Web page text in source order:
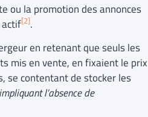
ou la promotion des annonces
actif[2].
en retenant que seuls les
mis en vente, en fixaient le prix
se contentant de stocker les
l’absence de